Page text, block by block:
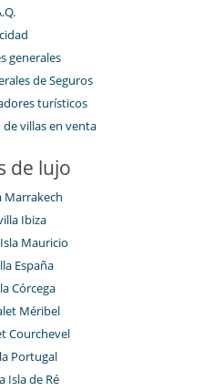
generales
de Seguros
turísticos
villas en venta
de lujo
Marrakech
Ibiza
Mauricio
España
Córcega
Méribel
Courchevel
Portugal
Isla de Ré